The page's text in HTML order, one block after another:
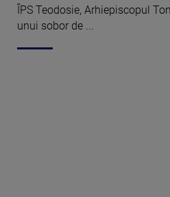
ÎPS Teodosie, Arhiepiscopul
unui sobor de ...